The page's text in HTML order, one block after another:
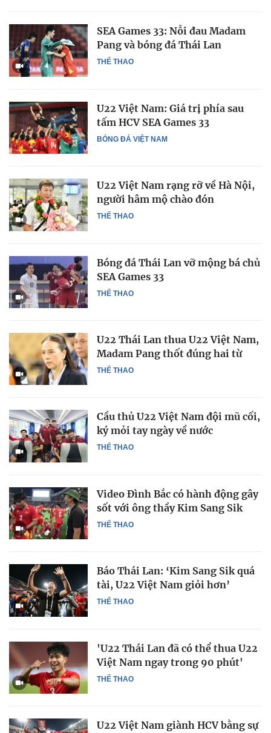
THỂ THAO
SEA Games 33: Nỗi đau Madam
Pang và bóng đá Thái Lan
BÓNG ĐÁ VIỆT NAM
U22 Việt Nam: Giá trị phía sau
tấm HCV SEA Games 33
THỂ THAO
U22 Việt Nam rạng rỡ về Hà Nội,
người hâm mộ chào đón
THỂ THAO
Bóng đá Thái Lan vỡ mộng bá chủ
SEA Games 33
THỂ THAO
U22 Thái Lan thua U22 Việt Nam,
Madam Pang thốt đúng hai từ
THỂ THAO
Cầu thủ U22 Việt Nam đội mũ cối,
ký mỏi tay ngày về nước
THỂ THAO
Video Đình Bắc có hành động gây
sốt với ông thầy Kim Sang Sik
THỂ THAO
Báo Thái Lan: ‘Kim Sang Sik quá
tài, U22 Việt Nam giỏi hơn’
THỂ THAO
'U22 Thái Lan đã có thể thua U22
Việt Nam ngay trong 90 phút'
U22 Việt Nam giành HCV bằng sự